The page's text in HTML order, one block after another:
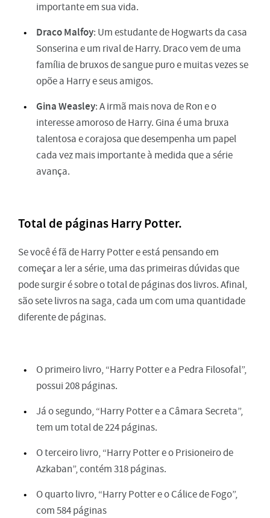
importante em sua vida.
Draco Malfoy: Um estudante de Hogwarts da casa
Sonserina e um rival de Harry. Draco vem de uma
família de bruxos de sangue puro e muitas vezes se
opõe a Harry e seus amigos.
Gina Weasley: A irmã mais nova de Ron e o
interesse amoroso de Harry. Gina é uma bruxa
talentosa e corajosa que desempenha um papel
cada vez mais importante à medida que a série
avança.
Total de páginas Harry Potter.
Se você é fã de Harry Potter e está pensando em
começar a ler a série, uma das primeiras dúvidas que
pode surgir é sobre o total de páginas dos livros. Afinal,
são sete livros na saga, cada um com uma quantidade
diferente de páginas.
O primeiro livro, “Harry Potter e a Pedra Filosofal”,
possui 208 páginas.
Já o segundo, “Harry Potter e a Câmara Secreta”,
tem um total de 224 páginas.
O terceiro livro, “Harry Potter e o Prisioneiro de
Azkaban”, contém 318 páginas.
O quarto livro, “Harry Potter e o Cálice de Fogo”,
com 584 páginas